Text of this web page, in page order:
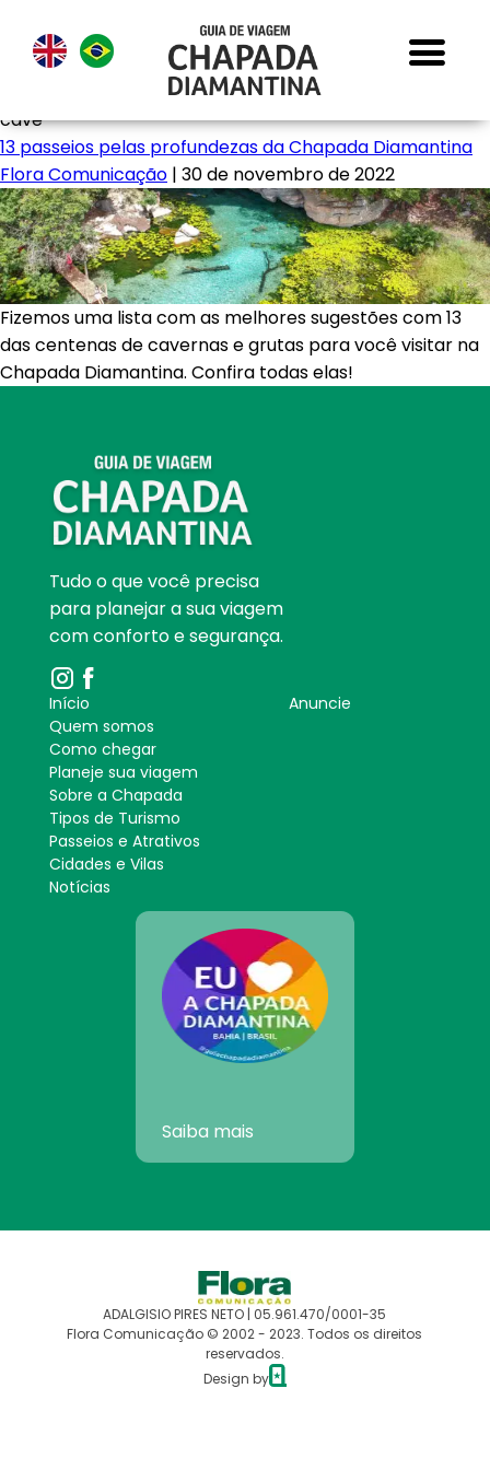
cave
13 passeios pelas profundezas da Chapada Diamantina
Flora Comunicação | 30 de novembro de 2022
Fizemos uma lista com as melhores sugestões com 13
das centenas de cavernas e grutas para você visitar na
Chapada Diamantina. Confira todas elas!
Tudo o que você precisa
para planejar a sua viagem
com conforto e segurança.
Início
Quem somos
Como chegar
Planeje sua viagem
Sobre a Chapada
Tipos de Turismo
Passeios e Atrativos
Cidades e Vilas
Notícias
Anuncie
Saiba mais
ADALGISIO PIRES NETO | 05.961.470/0001-35
Flora Comunicação © 2002 - 2023. Todos os direitos
reservados.
Design by